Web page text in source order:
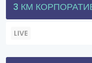
3 КМ
LIVE